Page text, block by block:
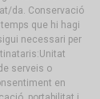
da. Conservació
que hi hagi
necessari per
serveis o
en